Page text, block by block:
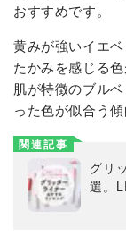
おすすめです。
黄みが強いイエ
たかみを感じる
肌が特徴のブル
った色が似合う傾
関連記事
グリ
選。